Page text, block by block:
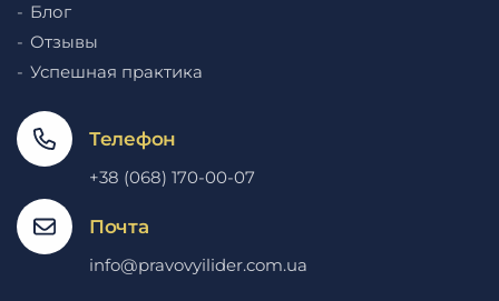
Блог
Отзывы
Успешная практика
Телефон
+38 (068) 170-00-07
Почта
info@pravovyilider.com.ua